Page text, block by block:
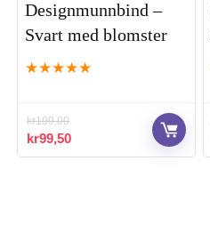
Designmunnbind –
Svart med blomster
★★★★★
kr199,00
Opprinnelig
pris
kr99,50Nåværende
pris